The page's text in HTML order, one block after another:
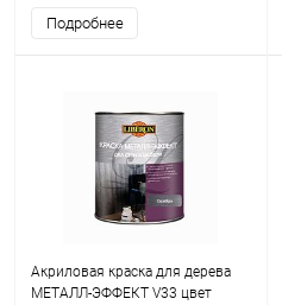
Подробнее
Акриловая краска для дерева
МЕТАЛЛ-ЭФФЕКТ V33 цвет